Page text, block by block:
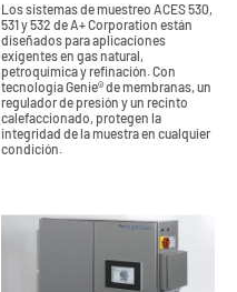
Los sistemas de muestreo ACES 530,
531 y 532 de A+ Corporation están
diseñados para aplicaciones
exigentes en gas natural,
petroquímica y refinación. Con
tecnología Genie® de membranas, un
regulador de presión y un recinto
calefaccionado, protegen la
integridad de la muestra en cualquier
condición.